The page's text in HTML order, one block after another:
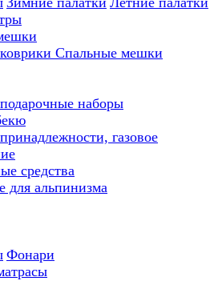
Спальные мешки
наборы
газовое
средства
для альпинизма
Фонари